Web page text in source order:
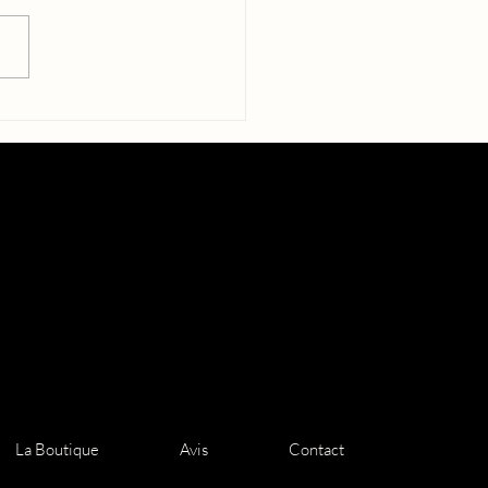
La Boutique Avis Contact